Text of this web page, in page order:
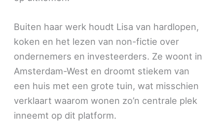
Buiten haar werk houdt Lisa van hardlopen,
koken en het lezen van non-fictie over
ondernemers en investeerders. Ze woont in
Amsterdam-West en droomt stiekem van
een huis met een grote tuin, wat misschien
verklaart waarom wonen zo’n centrale plek
inneemt op dit platform.